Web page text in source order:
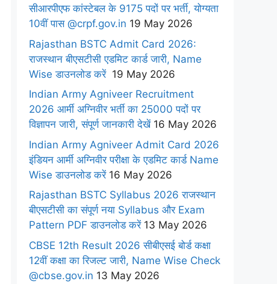
सीआरपीएफ कांस्टेबल के 9175 पदों पर भर्ती, योग्यता
10वीं पास @crpf.gov.in 19 May 2026
Rajasthan BSTC Admit Card 2026:
राजस्थान बीएसटीसी एडमिट कार्ड जारी, Name
Wise डाउनलोड करें 19 May 2026
Indian Army Agniveer Recruitment
2026 आर्मी अग्निवीर भर्ती का 25000 पदों पर
विज्ञापन जारी, संपूर्ण जानकारी देखें16 May 2026
Indian Army Agniveer Admit Card 2026
इंडियन आर्मी अग्निवीर परीक्षा के एडमिट कार्ड Name
Wise डाउनलोड करें16 May 2026
Rajasthan BSTC Syllabus 2026 राजस्थान
बीएसटीसी का संपूर्ण नया Syllabus और Exam
Pattern PDF डाउनलोड करें13 May 2026
CBSE 12th Result 2026 सीबीएसई बोर्ड कक्षा
12वीं कक्षा का रिजल्ट जारी, Name Wise Check
@cbse.gov.in 13 May 2026